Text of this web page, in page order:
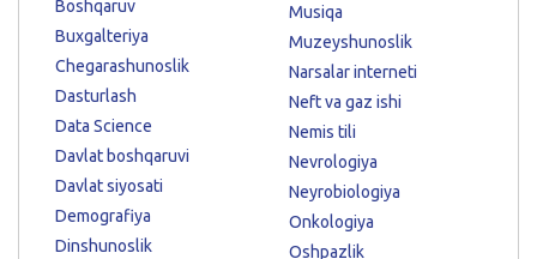
Boshqaruv
Buxgalteriya
Chegarashunoslik
Dasturlash
Data Science
Davlat boshqaruvi
Davlat siyosati
Demografiya
Dinshunoslik
Musiqa
Muzeyshunoslik
Narsalar interneti
Neft va gaz ishi
Nemis tili
Nevrologiya
Neyrobiologiya
Onkologiya
Oshpazlik